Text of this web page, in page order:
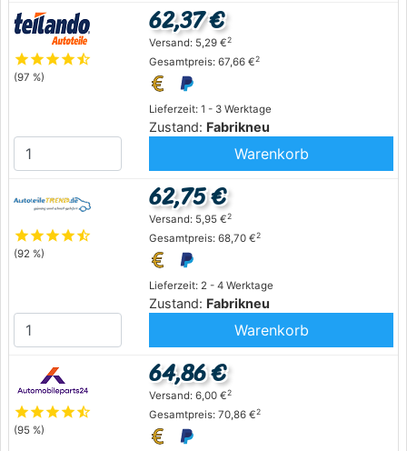
starstarstarstarstar_half
(97 %)
Lieferzeit: 1 - 3 Werktage
Zustand: Fabrikneu
62,37 €
Versand: 5,29 €2
Gesamtpreis: 67,66 €2
Warenkorb
starstarstarstarstar_half
(92 %)
Lieferzeit: 2 - 4 Werktage
Zustand: Fabrikneu
62,75 €
Versand: 5,95 €2
Gesamtpreis: 68,70 €2
Warenkorb
starstarstarstarstar_half
(95 %)
64,86 €
Versand: 6,00 €2
Gesamtpreis: 70,86 €2